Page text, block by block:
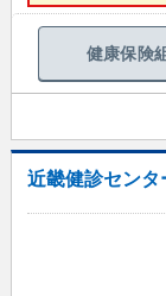
健康保険
近畿健診センタ